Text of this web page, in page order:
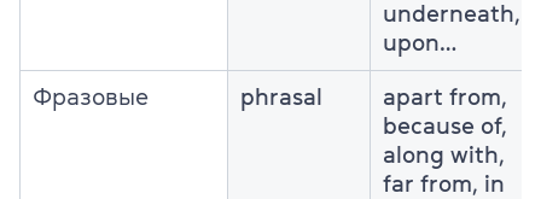
underneath,
upon…
Фразовые phrasal
apart from,
because of,
along with,
far from, in